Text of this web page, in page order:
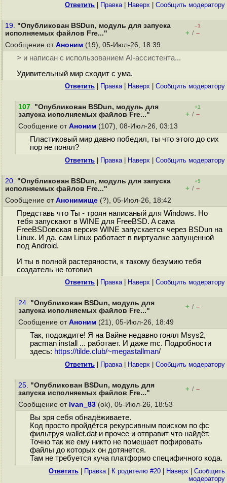
Ответить Правка| Наверх Cообщить модератору
19. "Опубликован BSDun, модуль для запуска
исполняемых файлов Fre..."
–1
+ / –
Сообщение от Аноним (19), 05-Июл-26, 18:39
> и написан с использованием AI-ассистента...
Удивительный мир сходит с ума.
Ответить Правка| Наверх Cообщить модератору
107. "Опубликован BSDun, модуль для
запуска исполняемых файлов Fre..."
+1
+ / –
Сообщение от Аноним (107), 08-Июл-26, 03:13
Пластиковый мир давно победил, ты что этого до сих
пор не понял?
Ответить Правка| Наверх Cообщить модератору
20. "Опубликован BSDun, модуль для запуска
исполняемых файлов Fre..."
+9
+ / –
Сообщение от Анонимище (?), 05-Июл-26, 18:42
Представь что Ты - троян написаный для Windows. Но
тебя запускают в WINE для FreeBSD. A сама
FreeBSDовская версия WINE запускается через BSDun на
Linux. И да, сам Linux работает в виртуалке запущенной
под Android.
И ты в полной растеряности, к такому безумию тебя
создатель не готовил
Ответить Правка| Наверх Cообщить модератору
24. "Опубликован BSDun, модуль для
запуска исполняемых файлов Fre..."
+ / –
Сообщение от Аноним (21), 05-Июл-26, 18:49
Так, подождите! Я на Вайне недавно гонял Msys2,
pacman install ... работает. И даже mc. Подробности
здесь: https://tilde.club/~megastallman/
Ответить Правка| Наверх Cообщить модератору
25. "Опубликован BSDun, модуль для
запуска исполняемых файлов Fre..."
+ / –
Сообщение от Ivan_83 (ok), 05-Июл-26, 18:53
Вы зря себя обнадёживаете.
Код просто пройдётся рекурсивным поиском по фс
фильтруя wallet.dat и прочее и отправит что найдёт.
Точно так же ему никто не помешает пофировать
файлы до которых он дотянется.
Там не требуется куча платформо специфичного кода.
Ответить Правка| К родителю #20 Наверх
Cообщить
модератору